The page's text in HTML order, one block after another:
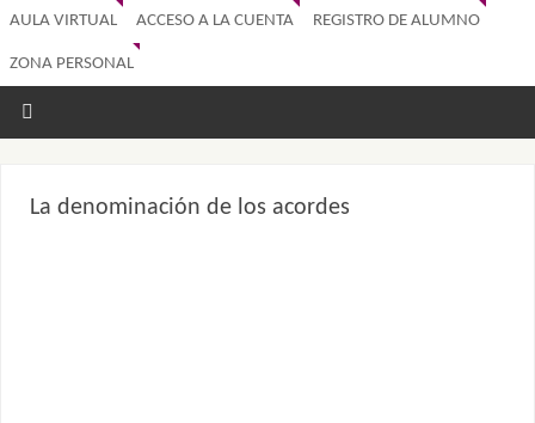
AULA VIRTUAL ACCESO A LA CUENTA REGISTRO DE ALUMNO
ZONA PERSONAL
La denominación de los acordes